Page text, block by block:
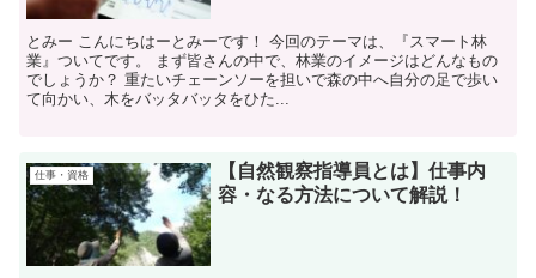
とみー こんにちはーとみーです！ 今回のテーマは、『スマート林
業』ついてです。 まず皆さんの中で、林業のイメージはどんなもの
でしょうか？ 重たいチェーンソーを担いで森の中へ自分の足で歩い
て向かい、木をバッタバッタをひた...
仕事・資格
【自然観察指導員とは】仕事内
容・なる方法について解説！